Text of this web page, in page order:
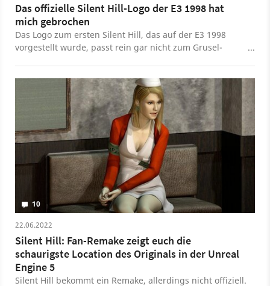
Das offizielle Silent Hill-Logo der E3 1998 hat
mich gebrochen
Das Logo zum ersten Silent Hill, das auf der E3 1998
vorgestellt wurde, passt rein gar nicht zum Grusel-
10
22.06.2022
Silent Hill: Fan-Remake zeigt euch die
schaurigste Location des Originals in der Unreal
Engine 5
Silent Hill bekommt ein Remake, allerdings nicht offiziell.